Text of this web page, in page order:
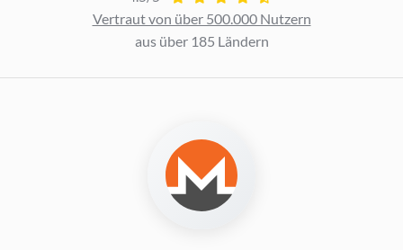
Vertraut von über 500.000 Nutzern
aus über 185 Ländern